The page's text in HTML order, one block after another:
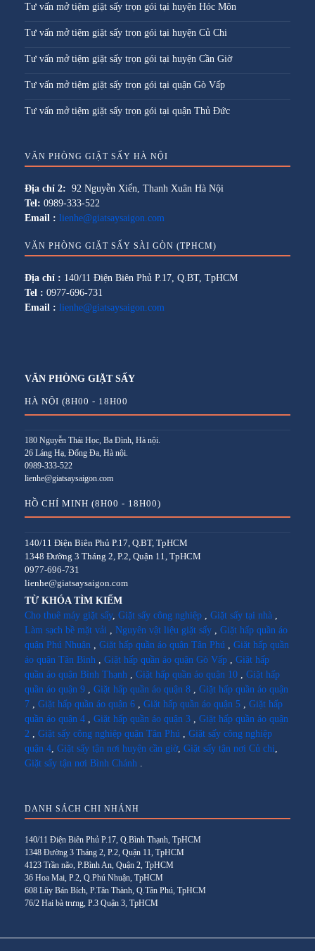
Tư vấn mở tiệm giặt sấy trọn gói tại huyện Hóc Môn
Tư vấn mở tiệm giặt sấy trọn gói tại huyện Củ Chi
Tư vấn mở tiệm giặt sấy trọn gói tại huyện Cần Giờ
Tư vấn mở tiệm giặt sấy trọn gói tại quận Gò Vấp
Tư vấn mở tiệm giặt sấy trọn gói tại quận Thủ Đức
VĂN PHÒNG GIẶT SẤY HÀ NỘI
Địa chỉ 2: 92 Nguyễn Xiển, Thanh Xuân Hà Nội
Tel: 0989-333-522
Email : lienhe@giatsaysaigon.com
VĂN PHÒNG GIẶT SẤY SÀI GÒN (TPHCM)
Địa chỉ : 140/11 Điện Biên Phủ P.17, Q.BT, TpHCM
Tel : 0977-696-731
Email : lienhe@giatsaysaigon.com
VĂN PHÒNG GIẶT SẤY
HÀ NỘI (8H00 - 18H00
180 Nguyễn Thái Học, Ba Đình, Hà nội.
26 Láng Hạ, Đống Đa, Hà nội.
0989-333-522
lienhe@giatsaysaigon.com
HỒ CHÍ MINH (8H00 - 18H00)
140/11 Điện Biên Phủ P.17, Q.BT, TpHCM
1348 Đường 3 Tháng 2, P.2, Quận 11, TpHCM
0977-696-731
lienhe@giatsaysaigon.com
TỪ KHÓA TÌM KIẾM
Cho thuê máy giặt sấy, Giặt sấy công nghiệp Giặt sấy tại nhà
Làm sạch bề mặt vải
Nguyên vật liệu giặt sấy
Giặt hấp quần áo
quận Phú Nhuận
Giặt hấp quần áo quận Tân Phú
Giặt hấp quần
áo quận Tân Bình
Giặt hấp quần áo quận Gò Vấp
Giặt hấp
quần áo quận Bình Thạnh
Giặt hấp quần áo quận 10
Giặt hấp
quần áo quận 9
Giặt hấp quần áo quận 8
Giặt hấp quần áo quận
7
Giặt hấp quần áo quận 6 Giặt hấp quần áo quận 5
Giặt hấp
quần áo quận 4
Giặt hấp quần áo quận 3
Giặt hấp quần áo quận
2
Giặt sấy công nghiệp quận Tân Phú
Giặt sấy công nghiệp
quận 4 Giặt sấy tận nơi huyện cần giờ, Giặt sấy tận nơi Củ chi
Giặt sấy tận nơi Bình Chánh
DANH SÁCH CHI NHÁNH
140/11 Điện Biên Phủ P.17, Q.Bình Thạnh, TpHCM
1348 Đường 3 Tháng 2, P.2, Quận 11, TpHCM
4123 Trần não, P.Bình An, Quận 2, TpHCM
36 Hoa Mai, P.2, Q.Phú Nhuận, TpHCM
608 Lũy Bán Bích, P.Tân Thành, Q.Tân Phú, TpHCM
76/2 Hai bà trưng, P.3 Quận 3, TpHCM